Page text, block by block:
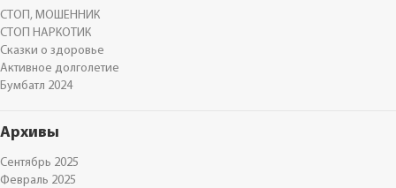
СТОП, МОШЕННИК
СТОП НАРКОТИК
Сказки о здоровье
Активное долголетие
Бумбатл 2024
Архивы
Сентябрь 2025
Февраль 2025